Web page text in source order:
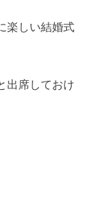
楽しい結婚式
出席しておけ